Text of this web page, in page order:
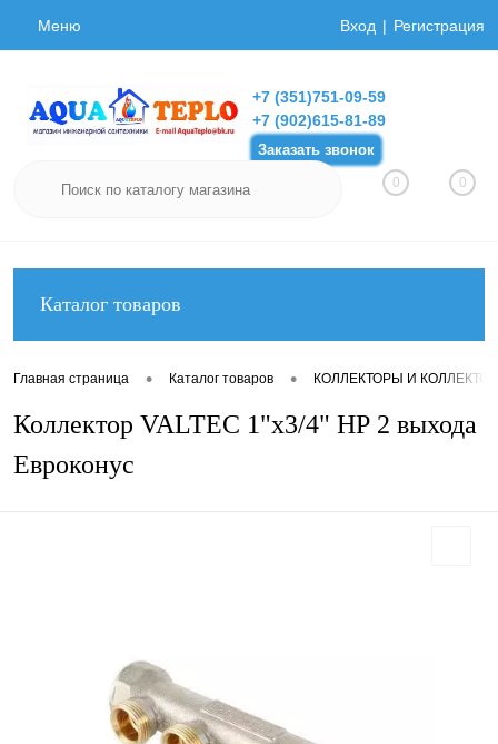
Меню Вход Регистрация
+7 (351)751-09-59
+7 (902)615-81-89
Заказать звонок
0 0
Каталог товаров
Главная страница • Каталог товаров • КОЛЛЕКТОРЫ И
Коллектор VALTEC 1"х3/4" НР 2 выхода
Евроконус